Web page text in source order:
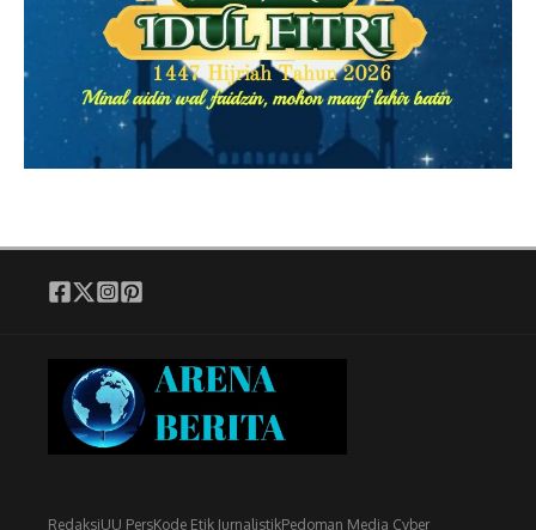
RedaksiUU PersKode Etik JurnalistikPedoman Media Cyber